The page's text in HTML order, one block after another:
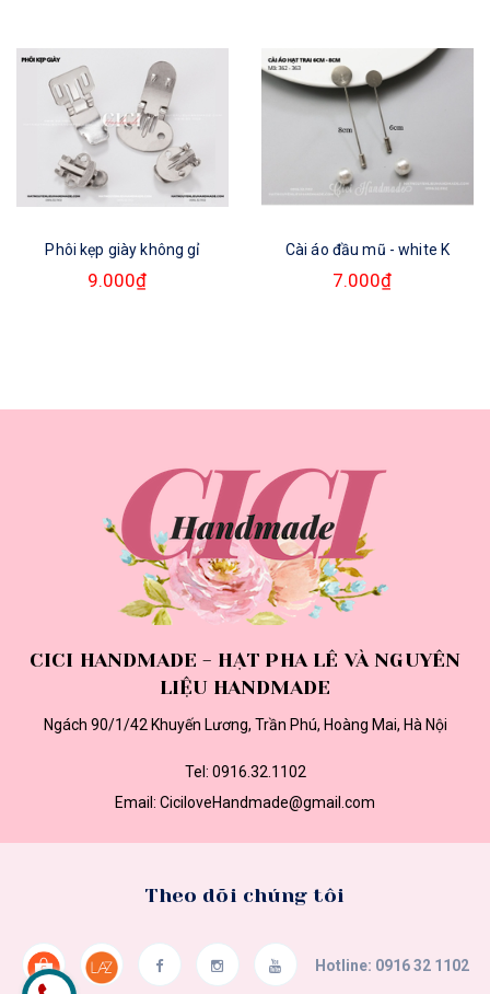
Phôi kẹp giày không gỉ
9.000₫
Cài áo đầu mũ - white K
7.000₫
CICI HANDMADE - HẠT PHA LÊ VÀ NGUYÊN
LIỆU HANDMADE
Ngách 90/1/42 Khuyến Lương, Trần Phú, Hoàng Mai, Hà Nội
Tel: 0916.32.1102
Email: CiciloveHandmade@gmail.com
Theo dõi chúng tôi
Hotline: 0916 32 1102